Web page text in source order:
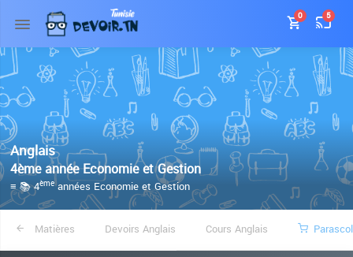
0 5
Anglais
4ème année Economie et Gestion
≡ 📚 4èmeannées Economie et Gestion
Matières Devoirs Anglais Cours Anglais